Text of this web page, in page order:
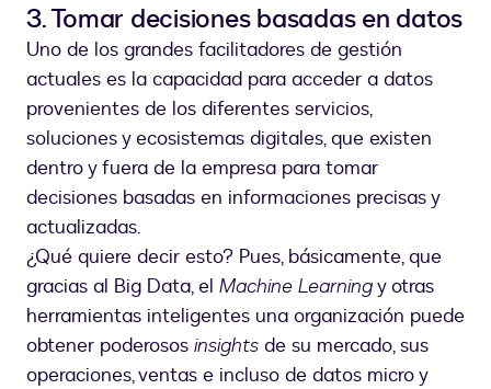
3. Tomar decisiones basadas en datos
Uno de los grandes facilitadores de gestión
actuales es la capacidad para acceder a datos
provenientes de los diferentes servicios,
soluciones y ecosistemas digitales, que existen
dentro y fuera de la empresa para tomar
decisiones basadas en informaciones precisas y
actualizadas.
¿Qué quiere decir esto? Pues, básicamente, que
gracias al Big Data, el Machine Learningy otras
herramientas inteligentes una organización puede
obtener poderosos insights de su mercado, sus
operaciones, ventas e incluso de datos micro y